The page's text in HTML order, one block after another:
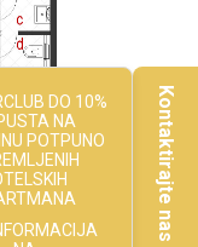
Kontaktirajte nas
DO 10%
NA
POTPUNO